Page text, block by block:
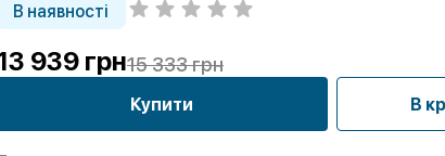
В наявності
939 грн15 333 грн
Купити